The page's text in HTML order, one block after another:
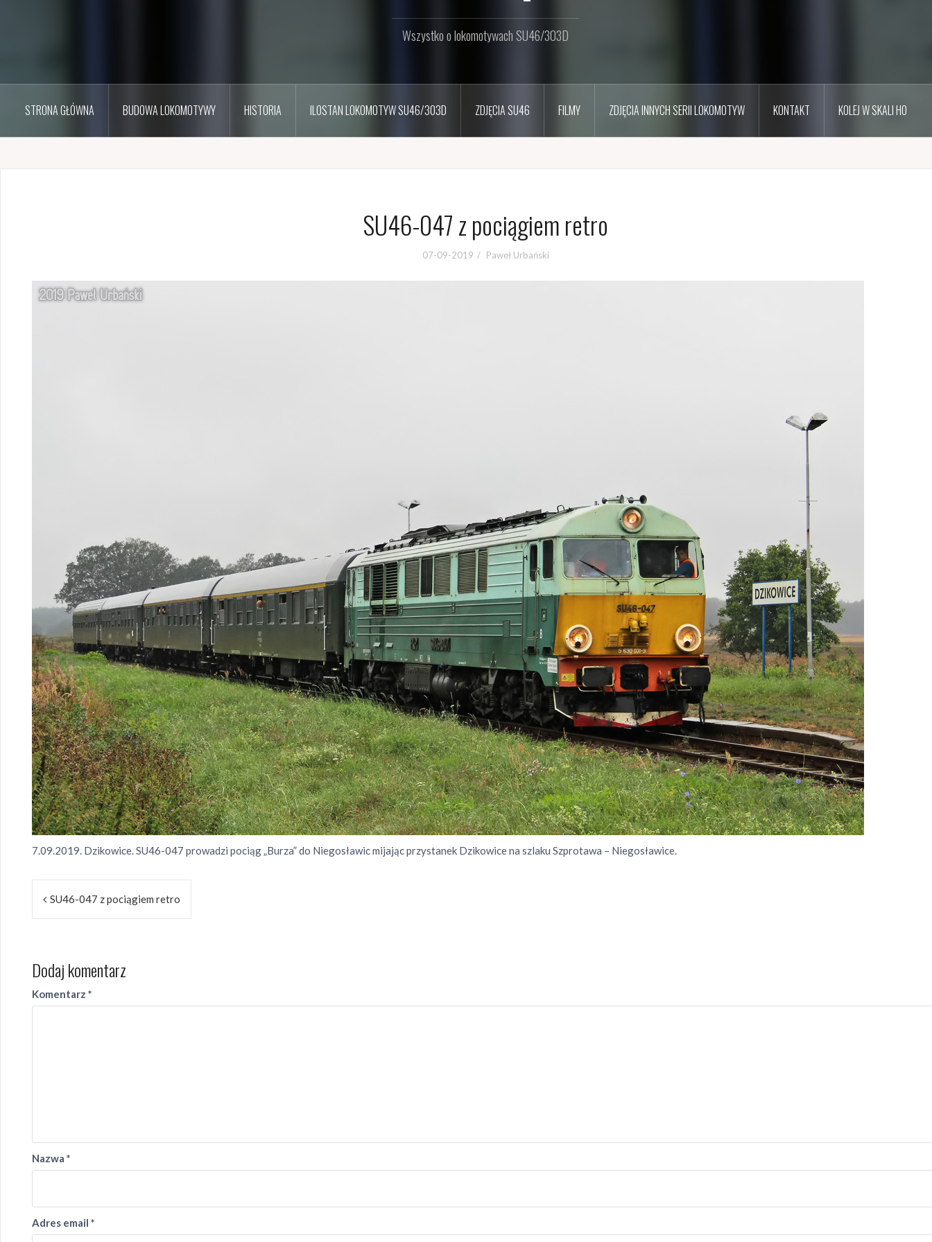
Wszystko o lokomotywach SU46/303D
STRONA GŁÓWNA BUDOWA LOKOMOTYWY HISTORIA ILOSTAN LOKOMOTYW SU46/303D ZDJĘCIA SU46 FILMY ZDJĘCIA INNYCH SERII LOKOMOTYW KONTAKT KOLEJ W SKALI H0
SU46-047 z pociągiem retro
07-09-2019 Paweł Urbański
7.09.2019. Dzikowice. SU46-047 prowadzi pociąg „Burza” do Niegosławic mijając przystanek Dzikowice na szlaku Szprotawa – Niegosławice.
Nawigacja
wpisu
SU46-047 z pociągiem retro
Dodaj komentarz
Komentarz *
Nazwa *
Adres email *